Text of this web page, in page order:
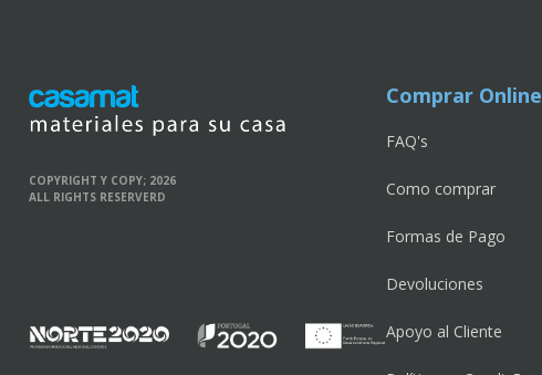
COPYRIGHT Y COPY; 2026
ALL RIGHTS RESERVERD
Comprar Online
FAQ's
Como comprar
Formas de Pago
Devoluciones
Apoyo al Cliente